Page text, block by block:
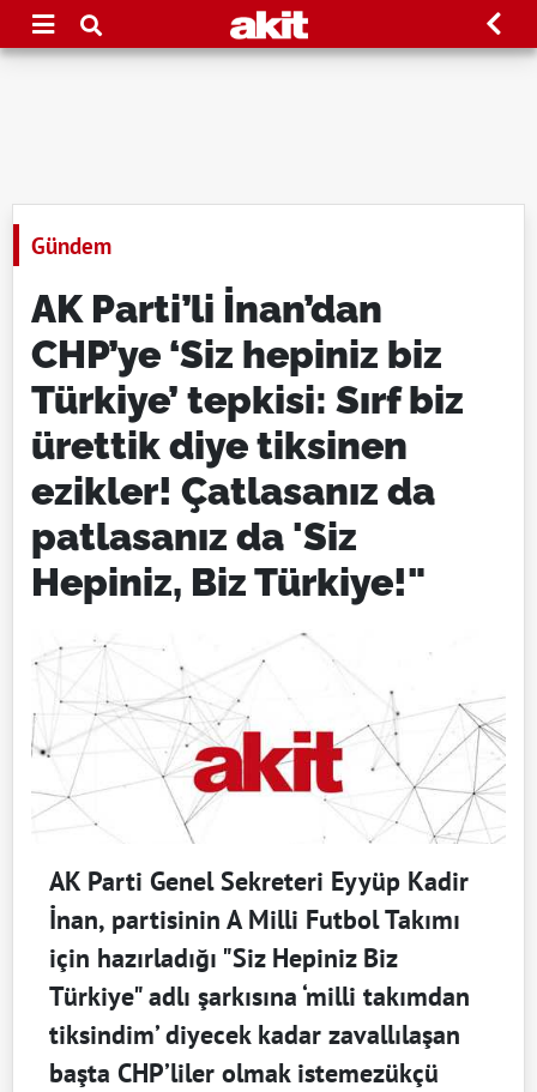
Gündem
AK Parti’li İnan’dan
CHP’ye ‘Siz hepiniz biz
Türkiye’ tepkisi: Sırf biz
ürettik diye tiksinen
ezikler! Çatlasanız da
patlasanız da 'Siz
Hepiniz, Biz Türkiye!"
AK Parti Genel Sekreteri Eyyüp Kadir
İnan, partisinin A Milli Futbol Takımı
için hazırladığı "Siz Hepiniz Biz
Türkiye" adlı şarkısına ‘milli takımdan
tiksindim’ diyecek kadar zavallılaşan
başta CHP’liler olmak istemezükçü